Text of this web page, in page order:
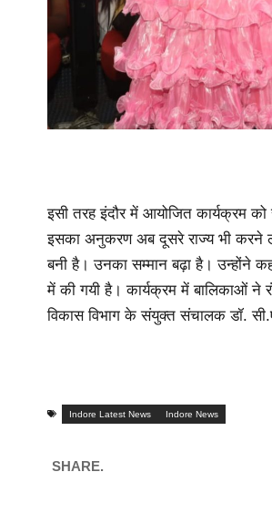
इसी तरह इंदौर में आयोजित कार्यक्रम
इसका अनुकरण अब दूसरे राज्य भी करने
बनी है। उनका सम्मान बढ़ा है। उन्होंने
में की गयी है। कार्यक्रम में बालिकाओं ने
विकास विभाग के संयुक्त संचालक डॉ.
Indore Latest News Indore News
SHARE.